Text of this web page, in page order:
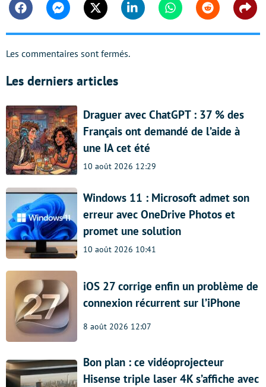
FacebookMessengerTwitter Linkedin WhatsappReddit
Les commentaires sont fermés.
Les derniers articles
Draguer avec ChatGPT : 37 % des
Français ont demandé de l’aide à
une IA cet été
10 août 2026 12:29
Windows 11 : Microsoft admet son
erreur avec OneDrive Photos et
promet une solution
10 août 2026 10:41
iOS 27 corrige enfin un problème de
connexion récurrent sur l’iPhone
8 août 2026 12:07
Bon plan : ce vidéoprojecteur
Hisense triple laser 4K s’affiche avec